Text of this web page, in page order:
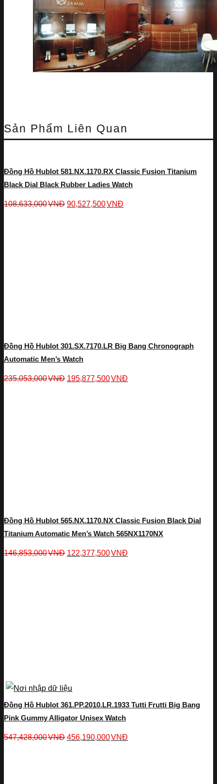
Sản Phẩm Liên Quan
Đồng Hồ Hublot 581.NX.1170.RX Classic Fusion Titanium
Black Dial Black Rubber Ladies Watch
108,633,000VNĐ 90,527,500VNĐ
Đồng Hồ Hublot 301.SX.7170.LR Big Bang Chronograph
Automatic Men’s Watch
235,053,000VNĐ 195,877,500VNĐ
Đồng Hồ Hublot 565.NX.1170.NX Classic Fusion Black Dial
Titanium Automatic Men’s Watch 565NX1170NX
146,853,000VNĐ 122,377,500VNĐ
Đồng Hồ Hublot 361.PP.2010.LR.1933 Tutti Frutti Big Bang
Pink Gummy Alligator Unisex Watch
547,428,000VNĐ 456,190,000VNĐ